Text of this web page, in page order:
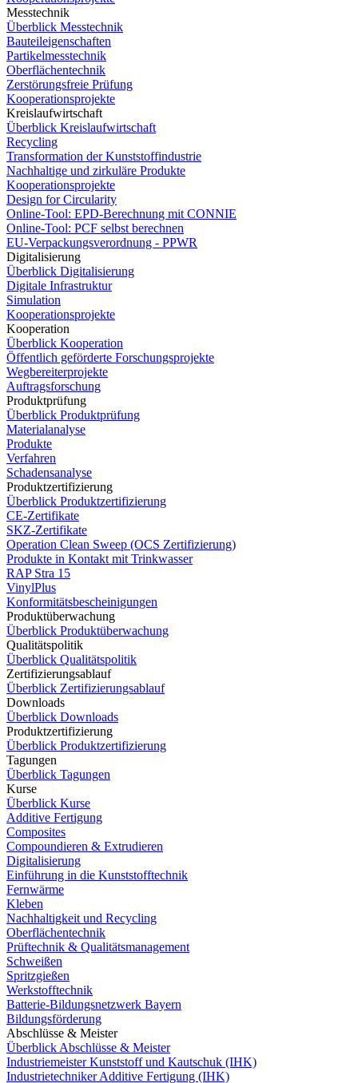
Messtechnik
Überblick Messtechnik
Bauteileigenschaften
Partikelmesstechnik
Oberflächentechnik
Zerstörungsfreie Prüfung
Kooperationsprojekte
Kreislaufwirtschaft
Überblick Kreislaufwirtschaft
Recycling
Transformation der Kunststoffindustrie
Nachhaltige und zirkuläre Produkte
Kooperationsprojekte
Design for Circularity
Online-Tool: EPD-Berechnung mit CONNIE
Online-Tool: PCF selbst berechnen
EU-Verpackungsverordnung - PPWR
Digitalisierung
Überblick Digitalisierung
Digitale Infrastruktur
Simulation
Kooperationsprojekte
Kooperation
Überblick Kooperation
Öffentlich geförderte Forschungsprojekte
Wegbereiterprojekte
Auftragsforschung
Produktprüfung
Überblick Produktprüfung
Materialanalyse
Produkte
Verfahren
Schadensanalyse
Produktzertifizierung
Überblick Produktzertifizierung
CE-Zertifikate
SKZ-Zertifikate
Operation Clean Sweep (OCS Zertifizierung)
Produkte in Kontakt mit Trinkwasser
RAP Stra 15
VinylPlus
Konformitätsbescheinigungen
Produktüberwachung
Überblick Produktüberwachung
Qualitätspolitik
Überblick Qualitätspolitik
Zertifizierungsablauf
Überblick Zertifizierungsablauf
Downloads
Überblick Downloads
Produktzertifizierung
Überblick Produktzertifizierung
Tagungen
Überblick Tagungen
Kurse
Überblick Kurse
Additive Fertigung
Composites
Compoundieren & Extrudieren
Digitalisierung
Einführung in die Kunststofftechnik
Fernwärme
Kleben
Nachhaltigkeit und Recycling
Oberflächentechnik
Prüftechnik & Qualitätsmanagement
Schweißen
Spritzgießen
Werkstofftechnik
Batterie-Bildungsnetzwerk Bayern
Bildungsförderung
Abschlüsse & Meister
Überblick Abschlüsse & Meister
Industriemeister Kunststoff und Kautschuk (IHK)
Industrietechniker Additive Fertigung (IHK)